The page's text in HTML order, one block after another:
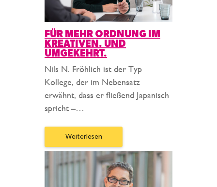
FÜR MEHR ORDNUNG IM
KREATIVEN. UND
UMGEKEHRT.
Nils N. Fröhlich ist der Typ
Kollege, der im Nebensatz
erwähnt, dass er fließend Japanisch
spricht –…
Weiterlesen